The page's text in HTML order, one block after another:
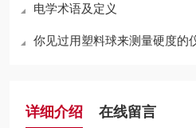
电学术语及定义
你见过用塑料球来测量硬度的
详细介绍 在线留言